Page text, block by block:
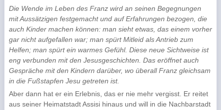
Die Wende im Leben des Franz wird an seinen Begegnungen
mit Aussätzigen festgemacht und auf Erfahrungen bezogen, die
auch Kinder machen können: man sieht etwas, das einem vorher
gar nicht aufgefallen war; man spürt Mitleid als Antrieb zum
Helfen; man spürt ein warmes Gefühl. Diese neue Sichtweise ist
eng verbunden mit den Jesusgeschichten. Das eröffnet auch
Gespräche mit den Kindern darüber, wo überall Franz gleichsam
in die Fußstapfen Jesu getreten ist.
Aber dann hat er ein Erlebnis, das er nie mehr vergisst. Er reitet
aus seiner Heimatstadt Assisi hinaus und will in die Nachbarstadt